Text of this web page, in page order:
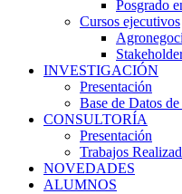
Posgrado
Cursos ejecutivos
INVESTIGACIÓN
Presentación
Base de Datos
CONSULTORÍA
Presentación
Trabajos
NOVEDADES
ALUMNOS